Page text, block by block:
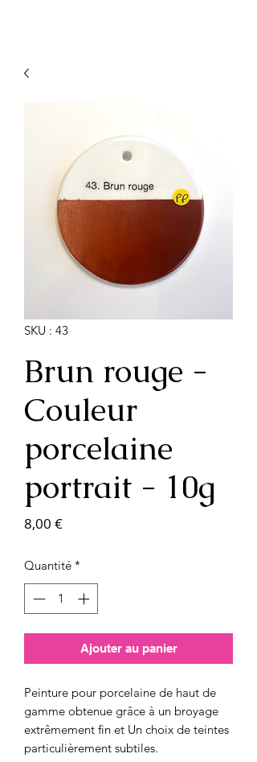
SKU : 43
Brun rouge -
Couleur
porcelaine
portrait - 10g
8,00 €Prix
Quantité *
Ajouter au panier
Peinture pour porcelaine de haut de
gamme obtenue grâce à un broyage
extrêmement fin et Un choix de teintes
particulièrement subtiles.